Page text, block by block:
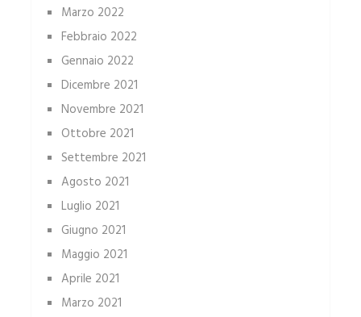
Marzo 2022
Febbraio 2022
Gennaio 2022
Dicembre 2021
Novembre 2021
Ottobre 2021
Settembre 2021
Agosto 2021
Luglio 2021
Giugno 2021
Maggio 2021
Aprile 2021
Marzo 2021